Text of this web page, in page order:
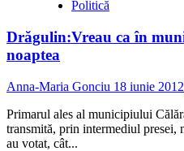
POLITICĂ
Politică
Drăgulin:Vreau ca în
noaptea
Anna-Maria Gonciu 18 iunie 2012
Primarul ales al municipiului
transmită, prin intermediul presei,
au votat, cât...